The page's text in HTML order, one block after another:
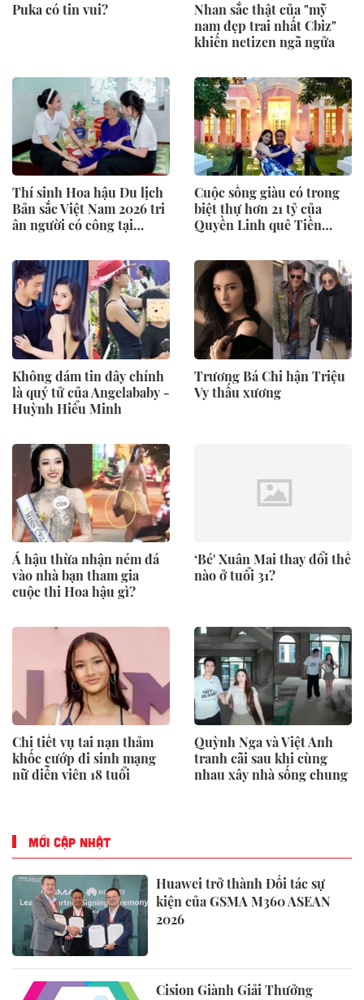
Puka có tin vui?
Nhan sắc thật của "mỹ
nam đẹp trai nhất Cbiz"
khiến netizen ngã ngửa
Thí sinh Hoa hậu Du lịch
Bản sắc Việt Nam 2026 tri
ân người có công tại
Cuộc sống giàu có trong
biệt thự hơn 21 tỷ của
Quyền Linh quê Tiền
Không dám tin đây chính
là quý tử của Angelababy -
Huỳnh Hiểu Minh
Trương Bá Chi hận Triệu
Vy thấu xương
Á hậu thừa nhận ném đá
vào nhà bạn tham gia
cuộc thi Hoa hậu gì?
‘Bé' Xuân Mai thay đổi thế
nào ở tuổi 31?
Chi tiết vụ tai nạn thảm
khốc cướp đi sinh mạng
nữ diễn viên 18 tuổi
Quỳnh Nga và Việt Anh
tranh cãi sau khi cùng
nhau xây nhà sống chung
MỚI CẬP NHẬT
Huawei trở thành Đối tác sự
kiện của GSMA M360 ASEAN
2026
Cision Giành Giải Thưởng